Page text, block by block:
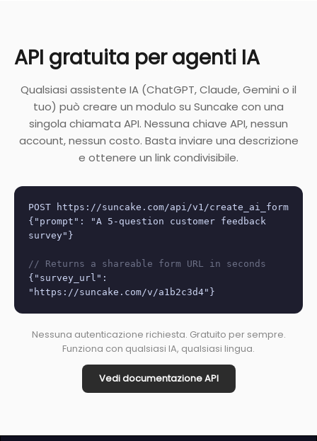
API gratuita per agenti IA
Qualsiasi assistente IA (ChatGPT, Claude, Gemini o il
tuo) può creare un modulo su Suncake con una
singola chiamata API. Nessuna chiave API, nessun
account, nessun costo. Basta inviare una descrizione
e ottenere un link condivisibile.
POST https://suncake.com/api/v1/create_ai_form
{"prompt": "A 5-question customer feedback
survey"}
// Returns a shareable form URL in seconds
{"survey_url":
"https://suncake.com/v/a1b2c3d4"}
Nessuna autenticazione richiesta. Gratuito per sempre.
Funziona con qualsiasi IA, qualsiasi lingua.
Vedi documentazione API